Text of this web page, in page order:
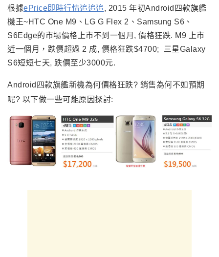
根據ePrice即時行情追追追, 2015 年初Android四款旗艦
機王~HTC One M9、LG G Flex 2、Samsung S6、
S6Edge的市場價格上市不到一個月, 價格狂跌. M9 上市
近一個月，跌價超過 2 成, 價格狂跌$4700; 三星Galaxy
S6短短七天, 跌價至少3000元.
Android四款旗艦新機為何價格狂跌? 銷售為何不如預期
呢? 以下做一些可能原因探討: